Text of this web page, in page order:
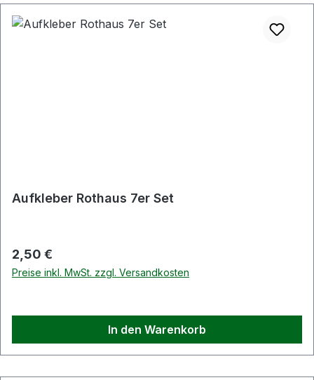
Aufkleber Rothaus 7er Set
Regulärer Preis:
2,50 €
Preise inkl. MwSt. zzgl. Versandkosten
In den Warenkorb